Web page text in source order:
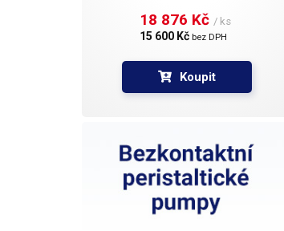
18 876 Kč / ks
15 600 Kč bez DPH
Koupit